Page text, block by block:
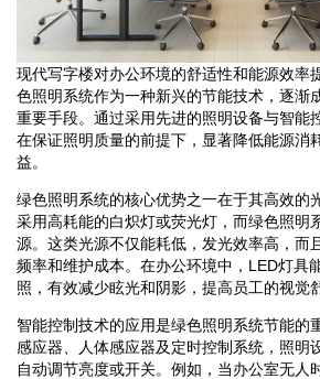
现代写字楼对办公环境的舒适性和能源效率
色照明系统作为一种新兴的节能技术，逐渐
重要手段。通过采用先进的照明设备与智能
在保证照明质量的前提下，显著降低能源消
益。
绿色照明系统的核心优势之一在于其高效的
采用高耗能的白炽灯或荧光灯，而绿色照明
源。这类光源不仅能耗低，发光效率高，而
频率和维护成本。在办公环境中，LED灯具
照，有效减少眩光和阴影，提高员工的视觉
智能控制技术的应用是绿色照明系统节能的
感应器、人体感应器及定时控制系统，照明
自动调节亮度或开关。例如，当办公室无人